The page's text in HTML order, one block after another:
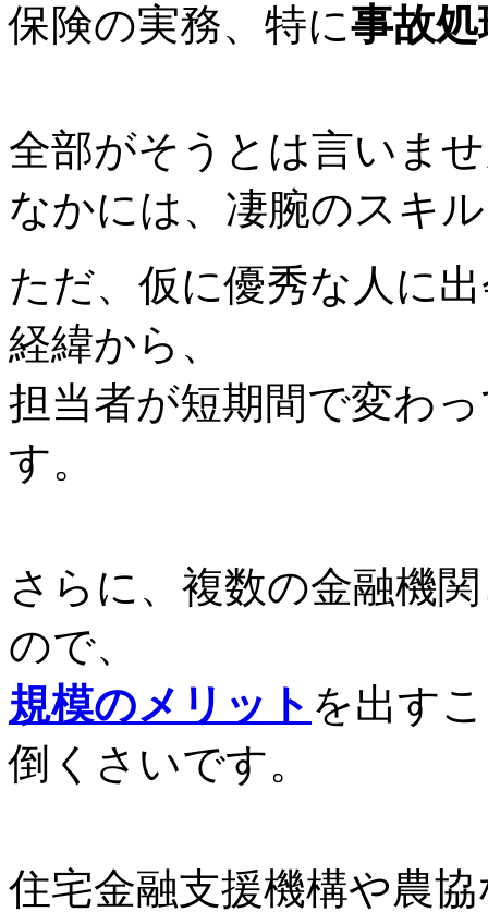
保険の実務、特に事故
全部がそうとは言いま
なかには、凄腕のスキ
ただ、仮に優秀な人に
経緯から、
担当者が短期間で変わ
す。
さらに、複数の金融機
ので、
規模のメリット を出す
倒くさいです。
住宅金融支援機構や農